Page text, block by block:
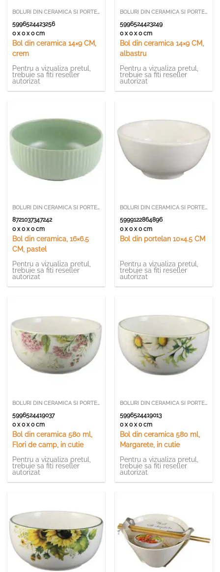
BOLURI DIN CERAMICA SI PORTELAN
5996524423256
0 x 0 x 0 cm
Bol din ceramica 14×9 CM,
crem
Pentru a vizualiza pretul,
trebuie sa fiti reseller
autorizat
BOLURI DIN CERAMICA SI PORTELAN
5996524423249
0 x 0 x 0 cm
Bol din ceramica 14×9 CM,
albastru
Pentru a vizualiza pretul,
trebuie sa fiti reseller
autorizat
BOLURI DIN CERAMICA SI PORTELAN
8721037347242
0 x 0 x 0 cm
Bol din ceramica, 16×6.5
CM, pastel
Pentru a vizualiza pretul,
trebuie sa fiti reseller
autorizat
BOLURI DIN CERAMICA SI PORTELAN
5999122864896
0 x 0 x 0 cm
Bol din portelan 10×4.5 CM
Pentru a vizualiza pretul,
trebuie sa fiti reseller
autorizat
BOLURI DIN CERAMICA SI PORTELAN
5996524419037
0 x 0 x 0 cm
Bol din ceramica 580 ml,
Flori de camp, in cutie
Pentru a vizualiza pretul,
trebuie sa fiti reseller
autorizat
BOLURI DIN CERAMICA SI PORTELAN
5996524419013
0 x 0 x 0 cm
Bol din ceramica 580 ml,
Margarete, in cutie
Pentru a vizualiza pretul,
trebuie sa fiti reseller
autorizat